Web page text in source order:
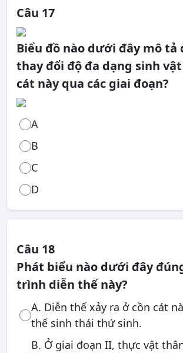
Câu 17
Biểu đồ nào dưới đây mô tả
thay đổi độ đa dạng sinh vật
cát này qua các giai đoạn?
A
B
C
D
Câu 18
Phát biểu nào dưới đây
trình diễn thế này?
A. Diễn thế xảy ra ở cồn cát
thế sinh thái thứ sinh.
B. Ở giai đoạn II, thực vật